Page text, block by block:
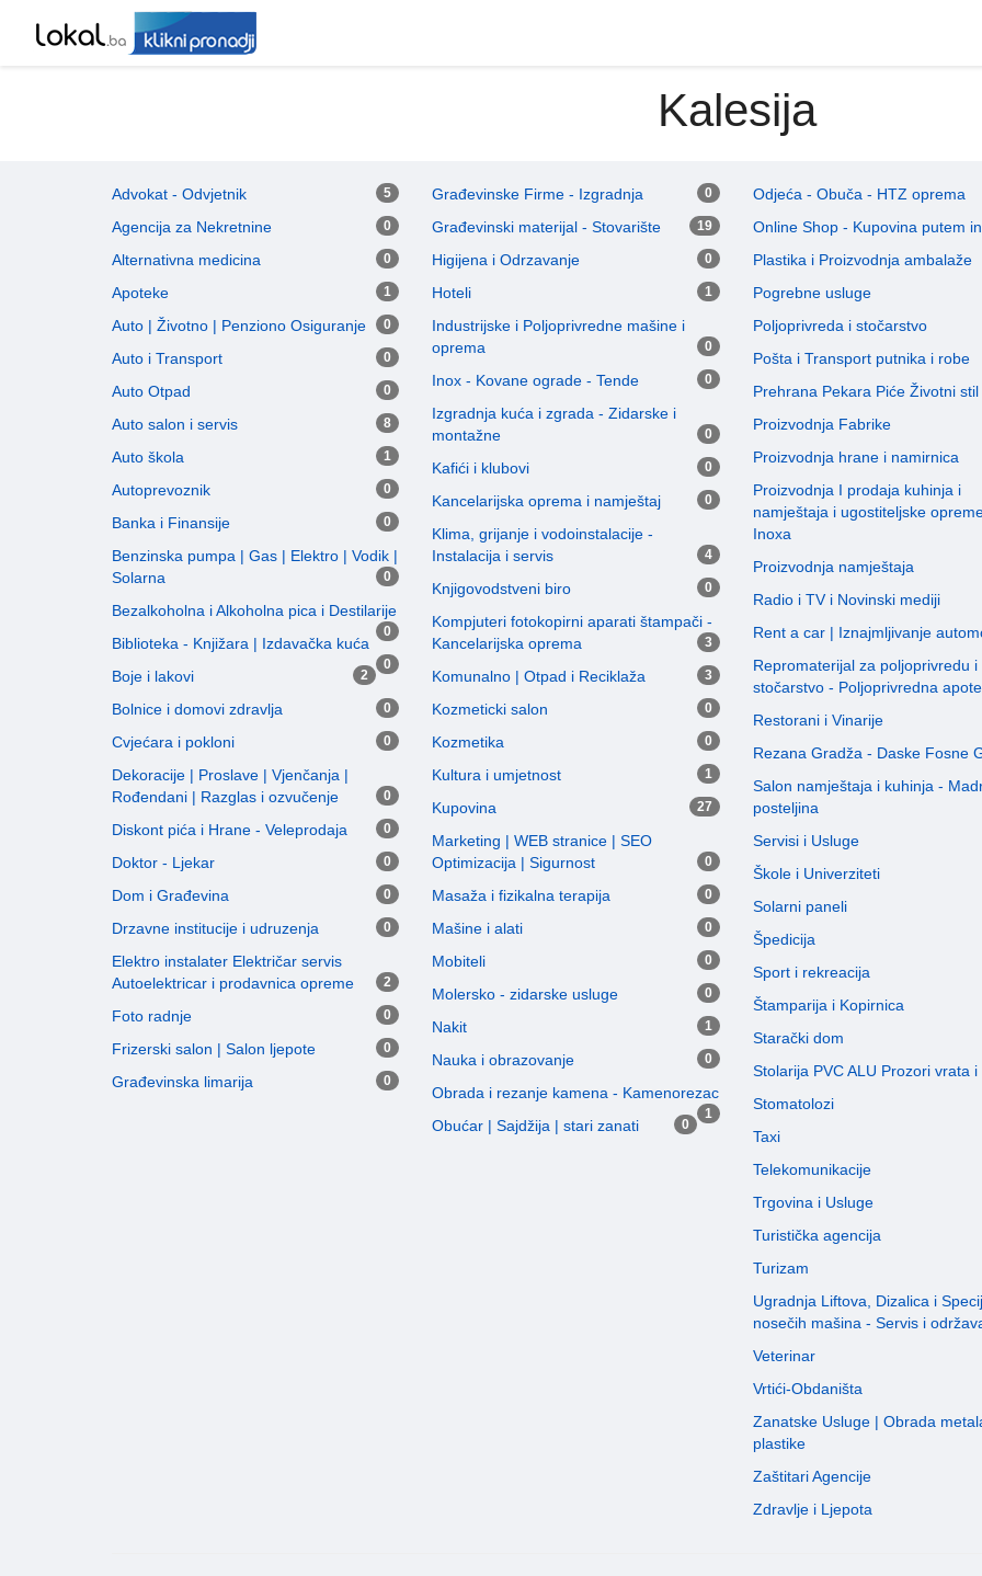
Kalesija
Advokat - Odvjetnik 5
Agencija za Nekretnine 0
Alternativna medicina 0
Apoteke 1
Auto | Životno | Penziono Osiguranje 0
Auto i Transport 0
Auto Otpad 0
Auto salon i servis 8
Auto škola 1
Autoprevoznik 0
Banka i Finansije 0
Benzinska pumpa | Gas | Elektro | Vodik |
Solarna
0
Bezalkoholna i Alkoholna pica i Destilarije
0
Biblioteka - Knjižara | Izdavačka kuća
0
Boje i lakovi 2
Bolnice i domovi zdravlja 0
Cvjećara i pokloni 0
Dekoracije | Proslave | Vjenčanja |
Rođendani | Razglas i ozvučenje
0
Diskont pića i Hrane - Veleprodaja 0
Doktor - Ljekar 0
Dom i Građevina 0
Drzavne institucije i udruzenja 0
Elektro instalater Električar servis
Autoelektricar i prodavnica opreme
2
Foto radnje 0
Frizerski salon | Salon ljepote 0
Građevinska limarija 0
Građevinske Firme - Izgradnja 0
Građevinski materijal - Stovarište 19
Higijena i Odrzavanje 0
Hoteli 1
Industrijske i Poljoprivredne mašine i
oprema
0
Inox - Kovane ograde - Tende 0
Izgradnja kuća i zgrada - Zidarske i
montažne
0
Kafići i klubovi 0
Kancelarijska oprema i namještaj 0
Klima, grijanje i vodoinstalacije -
Instalacija i servis
4
Knjigovodstveni biro 0
Kompjuteri fotokopirni aparati štampači -
Kancelarijska oprema
3
Komunalno | Otpad i Reciklaža 3
Kozmeticki salon 0
Kozmetika 0
Kultura i umjetnost 1
Kupovina 27
Marketing | WEB stranice | SEO
Optimizacija | Sigurnost
0
Masaža i fizikalna terapija 0
Mašine i alati 0
Mobiteli 0
Molersko - zidarske usluge 0
Nakit 1
Nauka i obrazovanje 0
Obrada i rezanje kamena - Kamenorezac
1
Obućar | Sajdžija | stari zanati 0
Odjeća - Obuča - HTZ oprema
Online Shop - Kupovina putem
Plastika i Proizvodnja ambalaže
Pogrebne usluge
Poljoprivreda i stočarstvo
Pošta i Transport putnika i robe
Prehrana Pekara Piće Životni stil
Proizvodnja Fabrike
Proizvodnja hrane i namirnica
Proizvodnja I prodaja kuhinja i
namještaja i ugostiteljske
Inoxa
Proizvodnja namještaja
Radio i TV i Novinski mediji
Rent a car | Iznajmljivanje
Repromaterijal za poljoprivredu i
stočarstvo - Poljoprivredna
Restorani i Vinarije
Rezana Gradža - Daske Fosne
Salon namještaja i kuhinja -
posteljina
Servisi i Usluge
Škole i Univerziteti
Solarni paneli
Špedicija
Sport i rekreacija
Štamparija i Kopirnica
Starački dom
Stolarija PVC ALU Prozori vrata
Stomatolozi
Taxi
Telekomunikacije
Trgovina i Usluge
Turistička agencija
Turizam
Ugradnja Liftova, Dizalica i
nosečih mašina - Servis i
Veterinar
Vrtići-Obdaništa
Zanatske Usluge | Obrada
plastike
Zaštitari Agencije
Zdravlje i Ljepota